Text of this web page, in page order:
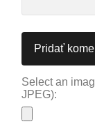
Select an
JPEG):